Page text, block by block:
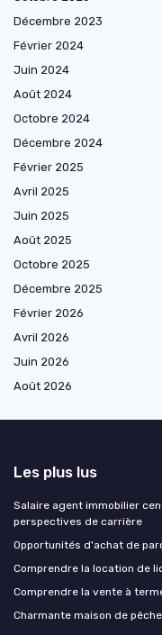
Décembre 2023
Février 2024
Juin 2024
Août 2024
Octobre 2024
Décembre 2024
Février 2025
Avril 2025
Juin 2025
Août 2025
Octobre 2025
Décembre 2025
Février 2026
Avril 2026
Juin 2026
Août 2026
Les plus lus
Salaire agent immobilier
perspectives de carrière
Opportunités d'achat de
Comprendre la location de
Comprendre la vente à
Charmante maison de